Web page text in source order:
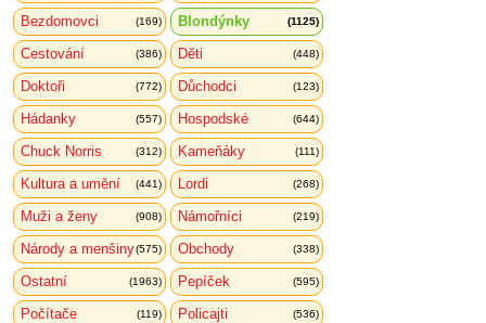
Bezdomovci (169) Blondýnky (1125)
Cestování (386) Děti (448)
Doktoři (772) Důchodci (123)
Hádanky (557) Hospodské (644)
Chuck Norris (312) Kameňáky (111)
Kultura a umění (441) Lordi (268)
Muži a ženy (908) Námořníci (219)
Národy a menšiny(575) Obchody (338)
Ostatní (1963) Pepíček (595)
Počítače (119) Policajti (536)